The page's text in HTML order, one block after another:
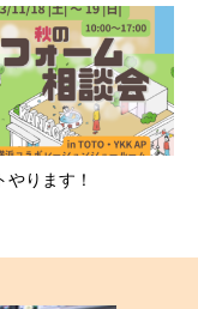
やります！